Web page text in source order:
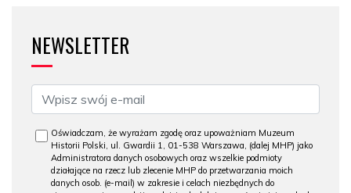
NEWSLETTER
Oświadczam, że wyrażam zgodę oraz upoważniam Muzeum
Historii Polski, ul. Gwardii 1, 01-538 Warszawa, (dalej MHP) jako
Administratora danych osobowych oraz wszelkie podmioty
działające na rzecz lub zlecenie MHP do przetwarzania moich
danych osob. (e-mail) w zakresie i celach niezbędnych do